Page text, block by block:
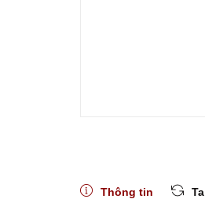
Thông tin